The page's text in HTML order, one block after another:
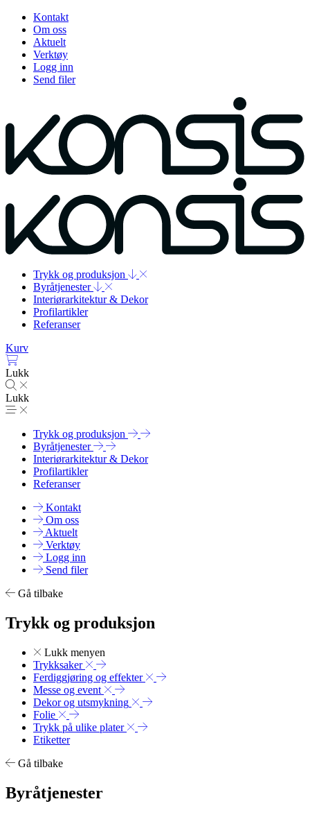
Kontakt
Om oss
Aktuelt
Verktøy
Logg inn
Send filer
Trykk og produksjon
Byråtjenester
Interiørarkitektur & Dekor
Profilartikler
Referanser
Kurv
Lukk
Lukk
Trykk og produksjon
Byråtjenester
Interiørarkitektur & Dekor
Profilartikler
Referanser
Kontakt
Om oss
Aktuelt
Verktøy
Logg inn
Send filer
Gå tilbake
Trykk og produksjon
Lukk menyen
Trykksaker
Ferdiggjøring og effekter
Messe og event
Dekor og utsmykning
Folie
Trykk på ulike plater
Etiketter
Gå tilbake
Byråtjenester